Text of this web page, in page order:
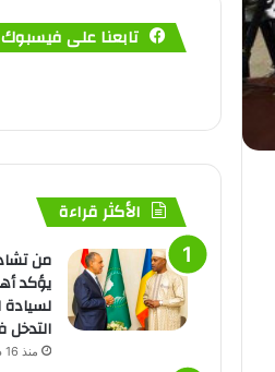
تابعنا على فيسبوك
الأكثر قراءة
من
يؤكد
التدخل
منذ 16 دقيقة